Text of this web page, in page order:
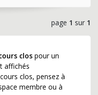
page 1 sur 1
clospour un
affichés
clos, pensez à
membre ou à